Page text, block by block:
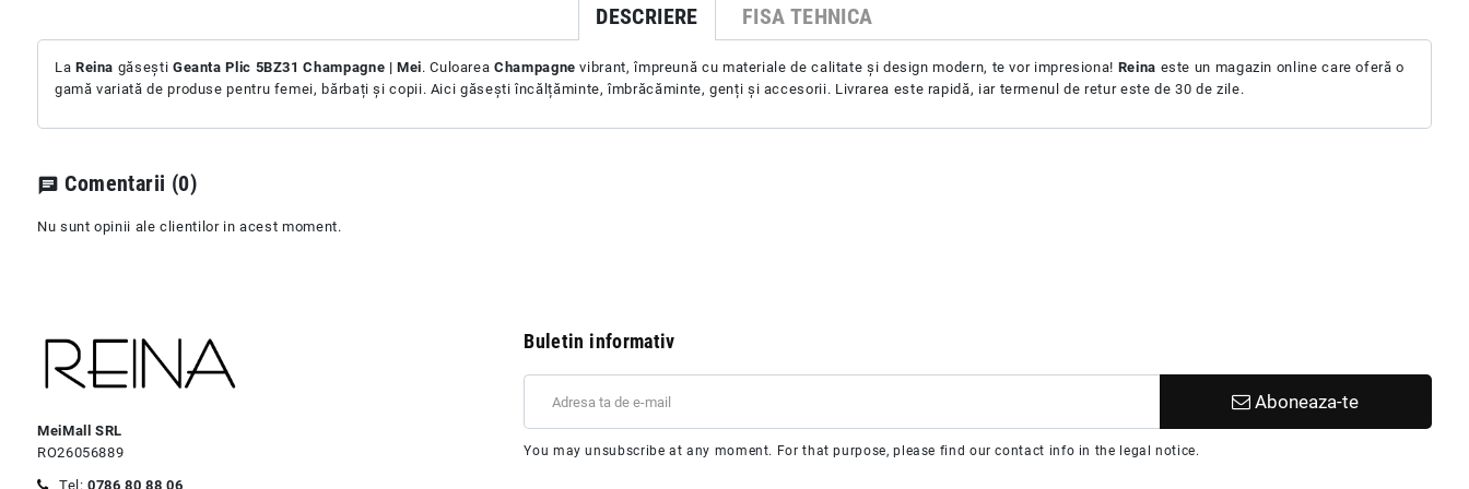
DESCRIERE FISA TEHNICA
La Reina găsești Geanta Plic 5BZ31 Champagne | Mei. CuloareaChampagne vibrant, împreună cu materiale de calitate și design modern, te vor impresiona! Reina este un magazin online care oferă o
gamă variată de produse pentru femei, bărbați și copii. Aici găsești încălțăminte, îmbrăcăminte, genți și accesorii. Livrarea este rapidă, iar termenul de retur este de 30 de zile.
chat Comentarii (0)
Nu sunt opinii ale clientilor in acest moment.
MeiMall SRL
RO26056889
Tel:0786 80 88 06
Buletin informativ
Aboneaza-te
You may unsubscribe at any moment. For that purpose, please find our contact info in the legal notice.